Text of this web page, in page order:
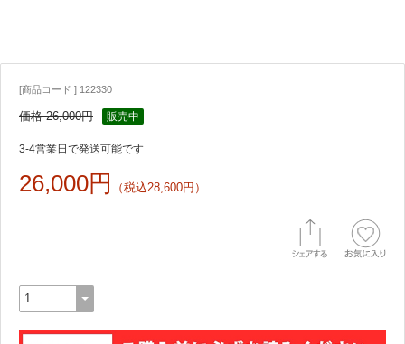
[商品コード ] 122330
価格 26,000円 販売中
3-4営業日で発送可能です
26,000円 （税込28,600円）